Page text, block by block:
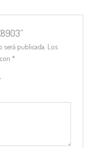
publicada. Los
*